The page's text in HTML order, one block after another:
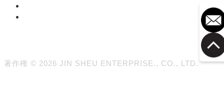
著作権 © 2026 JIN SHEU ENTERPRISE., CO., LTD.